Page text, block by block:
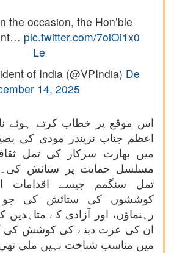
the occasion, the Hon’ble
pic.twitter.com/7olOi1x0
Le
of India (@VPIndia) De
14, 2025
اس موقع پر خطاب کرتے ہوئے
اعظم جناب نریندر مودی کی
میں بھارت سرکار کی تمل
مسلسل حمایت پر ستائش کی۔
تمل سنگمم جیسے اقدامات
کوششوں کی ستائش کی جو
رہنماؤں، اور آزادی کے متاہدین
ان کی عزت دینے کی کوشش کی
میں مناسب شناخت نہیں ملی